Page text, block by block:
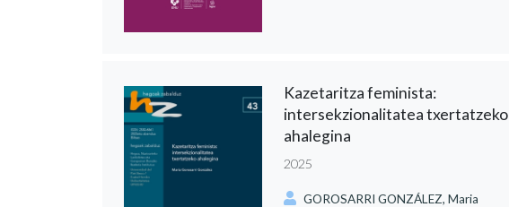
Kazetaritza feminista:
intersekzionalitatea txertatzeko
ahalegina
2025
GOROSARRI GONZÁLEZ, Maria